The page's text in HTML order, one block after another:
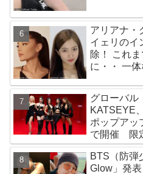
アリアナ・
イェリのイ
除！ これ
に・・ 一
グローバル
KATSEYE
ポップアッ
で開催 限
BTS（防弾
Glow」発